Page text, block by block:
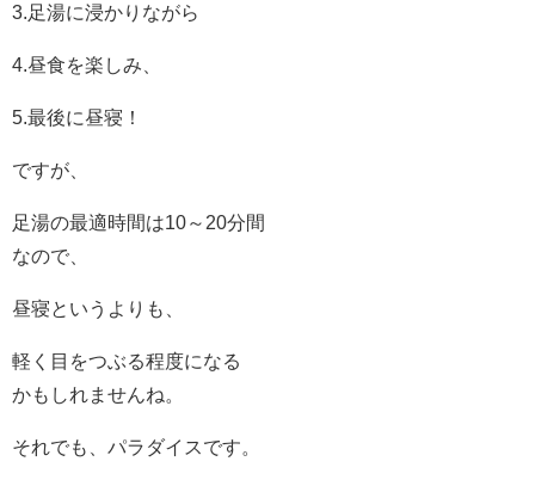
3.足湯に浸かりながら
4.昼食を楽しみ、
5.最後に昼寝！
ですが、
足湯の最適時間は10～20分間
なので、
昼寝というよりも、
軽く目をつぶる程度になる
かもしれませんね。
それでも、パラダイスです。